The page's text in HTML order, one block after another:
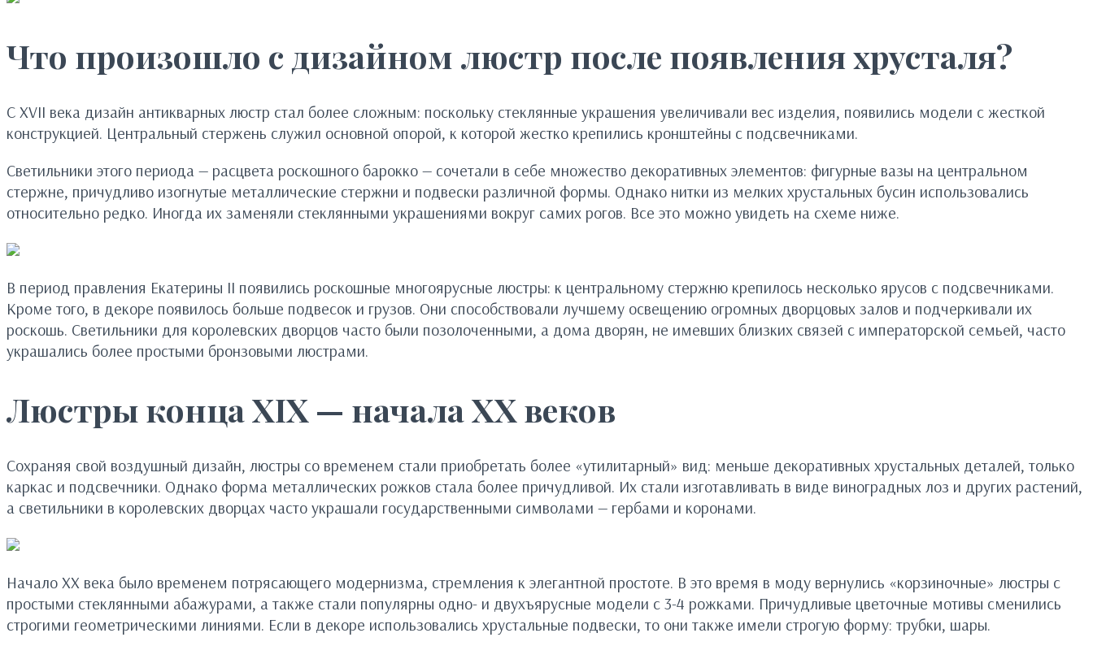
Что произошло с дизайном люстр после появления хрусталя?
С XVII века дизайн антикварных люстр стал более сложным: поскольку стеклянные украшения увеличивали вес изделия, появились модели с жесткой
конструкцией. Центральный стержень служил основной опорой, к которой жестко крепились кронштейны с подсвечниками.
Светильники этого периода — расцвета роскошного барокко — сочетали в себе множество декоративных элементов: фигурные вазы на центральном
стержне, причудливо изогнутые металлические стержни и подвески различной формы. Однако нитки из мелких хрустальных бусин использовались
относительно редко. Иногда их заменяли стеклянными украшениями вокруг самих рогов. Все это можно увидеть на схеме ниже.
В период правления Екатерины II появились роскошные многоярусные люстры: к центральному стержню крепилось несколько ярусов с подсвечниками.
Кроме того, в декоре появилось больше подвесок и грузов. Они способствовали лучшему освещению огромных дворцовых залов и подчеркивали их
роскошь. Светильники для королевских дворцов часто были позолоченными, а дома дворян, не имевших близких связей с императорской семьей, часто
украшались более простыми бронзовыми люстрами.
Люстры конца XIX — начала XX веков
Сохраняя свой воздушный дизайн, люстры со временем стали приобретать более «утилитарный» вид: меньше декоративных хрустальных деталей, только
каркас и подсвечники. Однако форма металлических рожков стала более причудливой. Их стали изготавливать в виде виноградных лоз и других растений,
а светильники в королевских дворцах часто украшали государственными символами — гербами и коронами.
Начало XX века было временем потрясающего модернизма, стремления к элегантной простоте. В это время в моду вернулись «корзиночные» люстры с
простыми стеклянными абажурами, а также стали популярны одно- и двухъярусные модели с 3-4 рожками. Причудливые цветочные мотивы сменились
строгими геометрическими линиями. Если в декоре использовались хрустальные подвески, то они также имели строгую форму: трубки, шары.